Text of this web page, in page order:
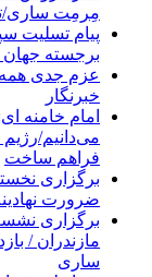
مِرمِت ساری/تولید
پیام تسلیت
برجسته جهان
عزم جدی همه
خبرنگار
امام خامنه
می‌دانیم/
فراهم ساخت
برگزاری
ضرورت
برگزاری
ساری